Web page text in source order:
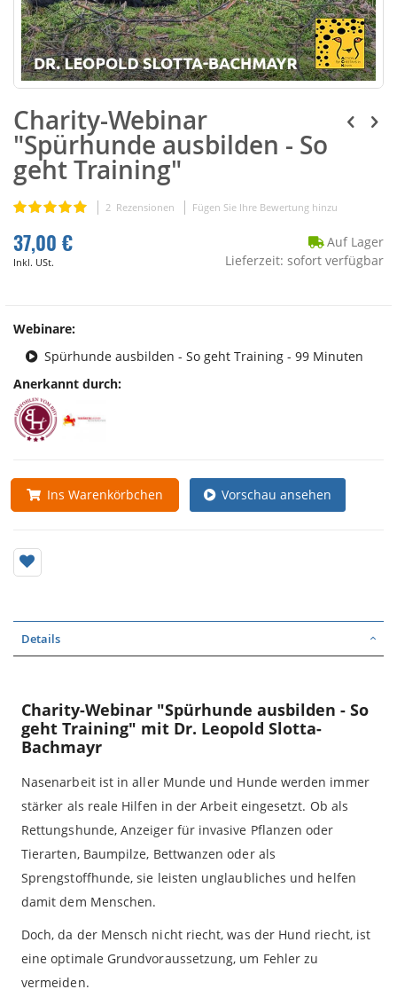
Charity-Webinar
"Spürhunde ausbilden - So
geht Training"
Bewertung: 2 Rezensionen Fügen Sie Ihre Bewertung hinzu
37,00 €
Inkl. USt.
Auf Lager
Lieferzeit: sofort verfügbar
Webinare:
Spürhunde ausbilden - So geht Training - 99 Minuten
Anerkannt durch:
Ins Warenkörbchen Vorschau ansehen
Details
Charity-Webinar "Spürhunde ausbilden - So
geht Training" mit Dr. Leopold Slotta-
Bachmayr
Nasenarbeit ist in aller Munde und Hunde werden immer
stärker als reale Hilfen in der Arbeit eingesetzt. Ob als
Rettungshunde, Anzeiger für invasive Pflanzen oder
Tierarten, Baumpilze, Bettwanzen oder als
Sprengstoffhunde, sie leisten unglaubliches und helfen
damit dem Menschen.
Doch, da der Mensch nicht riecht, was der Hund riecht, ist
eine optimale Grundvoraussetzung, um Fehler zu
vermeiden.